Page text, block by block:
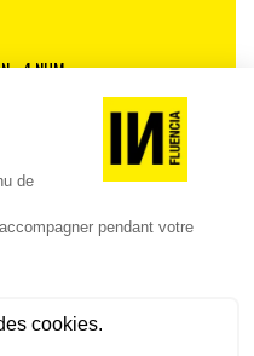
- 4 NUM.
PRÉCÉDENTS
consulte la revue en